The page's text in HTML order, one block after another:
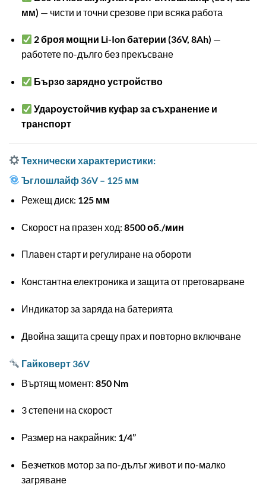
мм) — чисти и точни срезове при всяка работа
2 броя мощни Li-Ion батерии (36V, 8Ah) —
работете по-дълго без прекъсване
Бързо зарядно устройство
Удароустойчив куфар за съхранение и
транспорт
Технически характеристики:
Ъглошлайф 36V – 125 мм
Режещ диск: 125 мм
Скорост на празен ход: 8500 об./мин
Плавен старт и регулиране на обороти
Константна електроника и защита от претоварване
Индикатор за заряда на батерията
Двойна защита срещу прах и повторно включване
Гайковерт 36V
Въртящ момент: 850 Nm
3 степени на скорост
Размер на накрайник: 1/4”
Безчетков мотор за по-дълъг живот и по-малко
загряване